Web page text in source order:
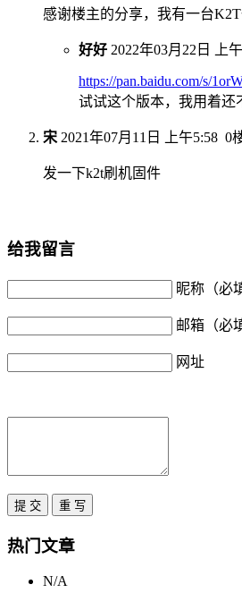
感谢楼主的分享，我有一台
好好 2022年03月22日 上
https://pan.baidu.com/s/
试试这个版本，我用着还
宋 2021年07月11日 上午5:58 0
发一下k2t刷机固件
给我留言
昵称（必
邮箱（必
网址
热门文章
N/A